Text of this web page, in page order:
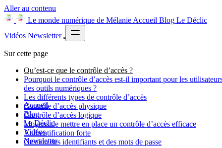
Aller au contenu
Le monde numérique de Mélanie Accueil Blog Le Déclic
Vidéos Newsletter
Accueil
Blog
Le Déclic
Vidéos
Newsletter
Sur cette page
Qu’est-ce que le contrôle d’accès ?
Pourquoi le contrôle d’accès est-il important pour les
des outils numériques ?
Les différents types de contrôle d’accès
Contrôle d’accès physique
Contrôle d’accès logique
Moyens de mettre en place un contrôle d’accès efficace
Authentification forte
Gestion des identifiants et des mots de passe